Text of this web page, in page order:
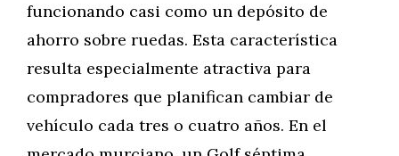
funcionando casi como un depósito de
ahorro sobre ruedas. Esta característica
resulta especialmente atractiva para
compradores que planifican cambiar de
vehículo cada tres o cuatro años. En el